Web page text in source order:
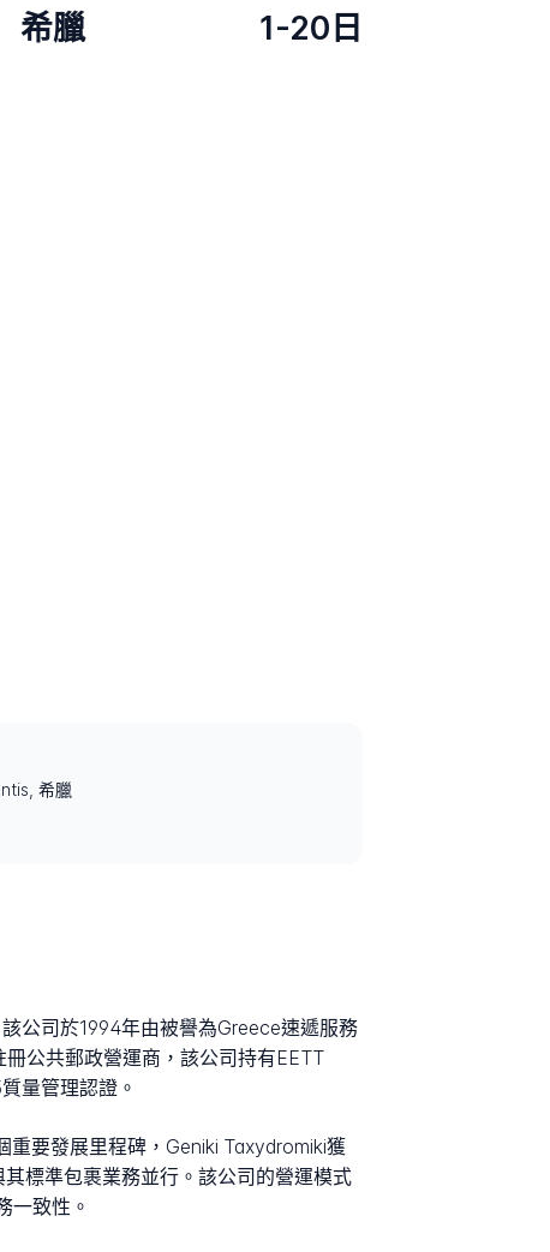
希臘 1-20日
希臘
公司於1994年由被譽為Greece速遞服務
公共郵政營運商，該公司持有EETT
量管理認證。
要發展里程碑，Geniki Taxydromiki獲
標準包裹業務並行。該公司的營運模式
一致性。